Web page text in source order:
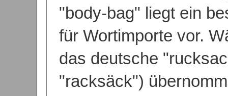
"body-bag" liegt ein
für Wortimporte vor.
das deutsche
"racksäck")